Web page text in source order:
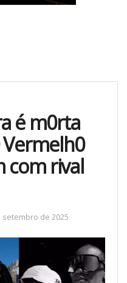
é m0rta
com rival
setembro de 2025